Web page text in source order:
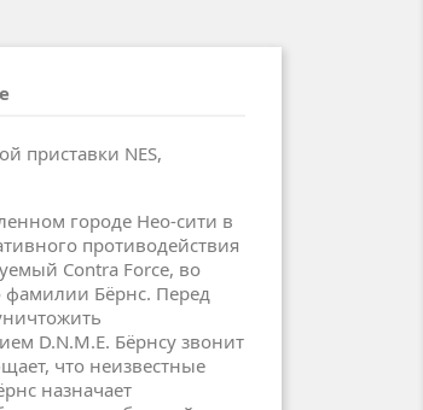
приставки NES,
городе Нео-сити в
противодействия
Contra Force, во
фамилии Бёрнс. Перед
D.N.M.E. Бёрнсу звонит
что неизвестные
назначает